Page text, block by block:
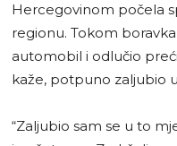
Hercegovinom počela
regionu. Tokom
automobil i odlučio
kaže, potpuno zaljubio
“Zaljubio sam se u to